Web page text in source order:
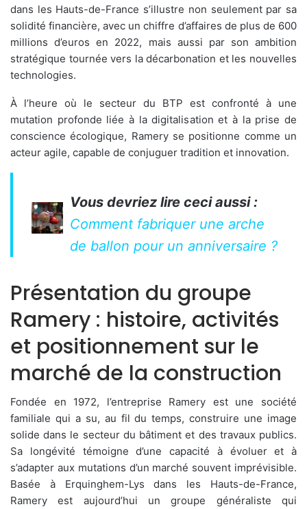
dans les Hauts-de-France s’illustre non seulement par sa
solidité financière, avec un chiffre d’affaires de plus de 600
millions d’euros en 2022, mais aussi par son ambition
stratégique tournée vers la décarbonation et les nouvelles
technologies.
À l’heure où le secteur du BTP est confronté à une
mutation profonde liée à la digitalisation et à la prise de
conscience écologique, Ramery se positionne comme un
acteur agile, capable de conjuguer tradition et innovation.
Vous devriez lire ceci aussi :
Comment fabriquer une arche
de ballon pour un anniversaire ?
Présentation du groupe
Ramery : histoire, activités
et positionnement sur le
marché de la construction
Fondée en 1972, l’entreprise Ramery est une société
familiale qui a su, au fil du temps, construire une image
solide dans le secteur du bâtiment et des travaux publics.
Sa longévité témoigne d’une capacité à évoluer et à
s’adapter aux mutations d’un marché souvent imprévisible.
Basée à Erquinghem-Lys dans les Hauts-de-France,
Ramery est aujourd’hui un groupe généraliste qui